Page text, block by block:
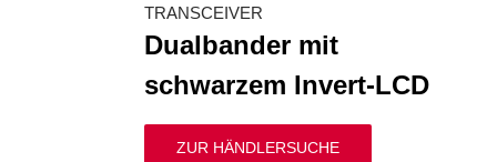
TRANSCEIVER
Dualbander mit
schwarzem Invert-LCD
ZUR HÄNDLERSUCHE